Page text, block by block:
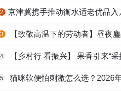
2 京津冀携手推动衡水适老优品入
3 【致敬高温下的劳动者】昼夜鏖战30小时 建投衡水
4 【乡村行 看振兴】 果香引来“采摘热
5 猫咪软便怕刺激怎么选？2026年五款化